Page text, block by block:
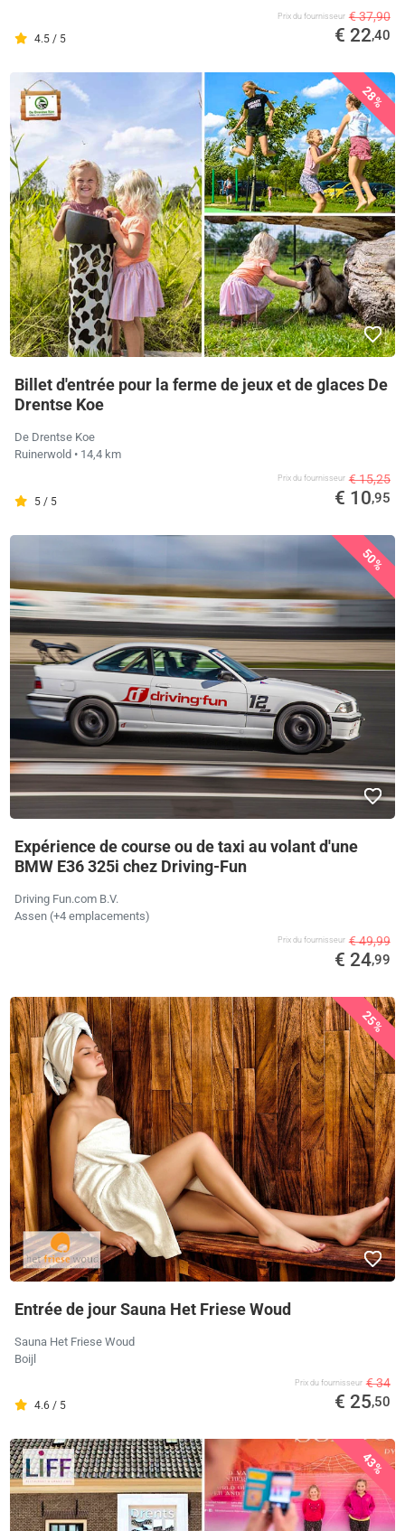
4.5 / 5
Prix ​​du fournisseur € 37,90
€ 22,40
28%
Billet d'entrée pour la ferme de jeux et de glaces De
Drentse Koe
De Drentse Koe
Ruinerwold • 14,4 km
5 / 5
Prix ​​du fournisseur € 15,25
€ 10,95
50%
Expérience de course ou de taxi au volant d'une
BMW E36 325i chez Driving-Fun
Driving Fun.com B.V.
Assen (+4 emplacements)
Prix ​​du fournisseur € 49,99
€ 24,99
25%
Entrée de jour Sauna Het Friese Woud
Sauna Het Friese Woud
Boijl
4.6 / 5
Prix ​​du fournisseur € 34
€ 25,50
43%